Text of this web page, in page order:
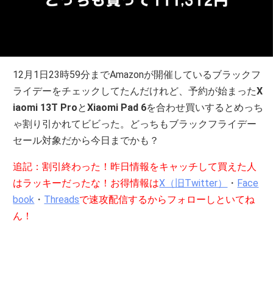
12月1日23時59分までAmazonが開催しているブラックフ
ライデーをチェックしてたんだけれど、予約が始まったX
iaomi 13T ProとXiaomi Pad 6を合わせ買いするとめっち
ゃ割り引かれてビビった。どっちもブラックフライデー
セール対象だから今日までかも？
追記：割引終わった！昨日情報をキャッチして買えた人
はラッキーだったな！お得情報はX（旧Twitter） ・ Face
book ・ Threadsで速攻配信するからフォローしといてね
ん！